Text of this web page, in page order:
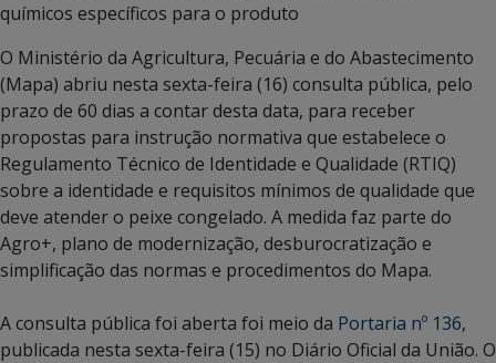
químicos específicos para o produto
O Ministério da Agricultura, Pecuária e do Abastecimento
(Mapa) abriu nesta sexta-feira (16) consulta pública, pelo
prazo de 60 dias a contar desta data, para receber
propostas para instrução normativa que estabelece o
Regulamento Técnico de Identidade e Qualidade (RTIQ)
sobre a identidade e requisitos mínimos de qualidade que
deve atender o peixe congelado. A medida faz parte do
Agro+, plano de modernização, desburocratização e
simplificação das normas e procedimentos do Mapa.
A consulta pública foi aberta foi meio da Portaria nº 136,
publicada nesta sexta-feira (15) no Diário Oficial da União. O